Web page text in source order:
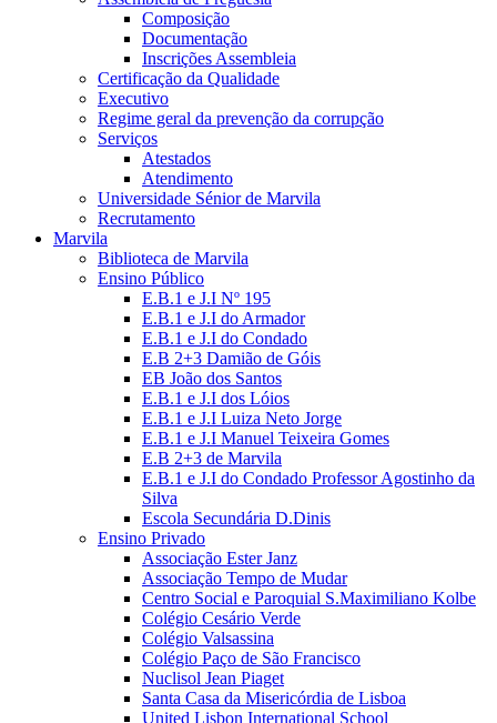
Composição
Documentação
Inscrições Assembleia
Certificação da Qualidade
Executivo
Regime geral da prevenção da corrupção
Serviços
Atestados
Atendimento
Universidade Sénior de Marvila
Recrutamento
Marvila
Biblioteca de Marvila
Ensino Público
E.B.1 e J.I Nº 195
E.B.1 e J.I do Armador
E.B.1 e J.I do Condado
E.B 2+3 Damião de Góis
EB João dos Santos
E.B.1 e J.I dos Lóios
E.B.1 e J.I Luiza Neto Jorge
E.B.1 e J.I Manuel Teixeira Gomes
E.B 2+3 de Marvila
E.B.1 e J.I do Condado Professor Agostinho da
Silva
Escola Secundária D.Dinis
Ensino Privado
Associação Ester Janz
Associação Tempo de Mudar
Centro Social e Paroquial S.Maximiliano Kolbe
Colégio Cesário Verde
Colégio Valsassina
Colégio Paço de São Francisco
Nuclisol Jean Piaget
Santa Casa da Misericórdia de Lisboa
United Lisbon International School